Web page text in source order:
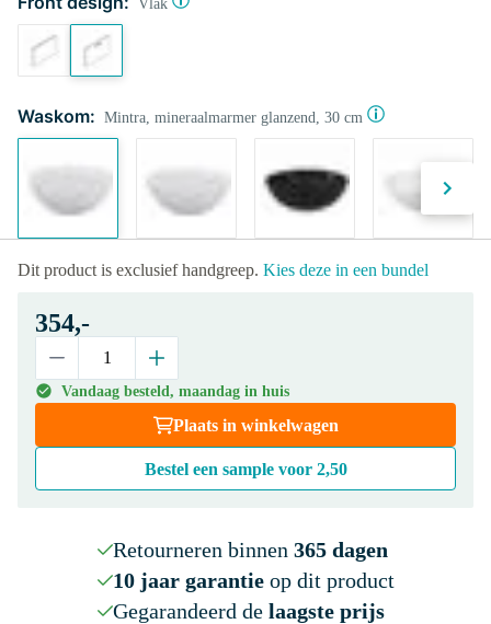
Vlak
Waskom: Mintra, mineraalmarmer glanzend, 30 cm
Dit product is exclusief handgreep. Kies deze in een bundel
354,-
Vandaag besteld, maandag in huis
Plaats in winkelwagen
Bestel een sample voor 2,50
Retourneren binnen 365 dagen
10 jaar garantieop dit product
Gegarandeerd de laagste prijs